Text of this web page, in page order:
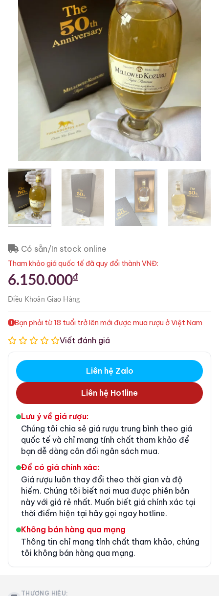
Có sẵn/In stock online
Tham khảo giá quốc tế đã quy đổi thành VNĐ:
6.150.000₫
Điều KhoảnGiao Hàng
Bạn phải từ 18 tuổi trở lên mới được mua rượu ở Việt Nam
Viết đánh giá
Liên hệ Zalo
Liên hệ Hotline
Lưu ý về giá rượu:
Chúng tôi chia sẻ giá rượu trung bình theo giá
quốc tế và chỉ mang tính chất tham khảo để
bạn dễ dàng cân đối ngân sách mua.
Để có giá chính xác:
Giá rượu luôn thay đổi theo thời gian và độ
hiếm. Chúng tôi biết nơi mua được phiên bản
này với giá rẻ nhất. Muốn biết giá chính xác tại
thời điểm hiện tại hãy gọi ngay hotline.
Không bán hàng qua mạng
Thông tin chỉ mang tính chất tham khảo, chúng
tôi không bán hàng qua mạng.
THƯƠNG HIỆU: